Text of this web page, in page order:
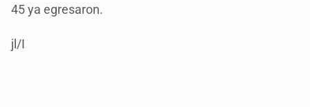
45 ya egresaron.
jl/I